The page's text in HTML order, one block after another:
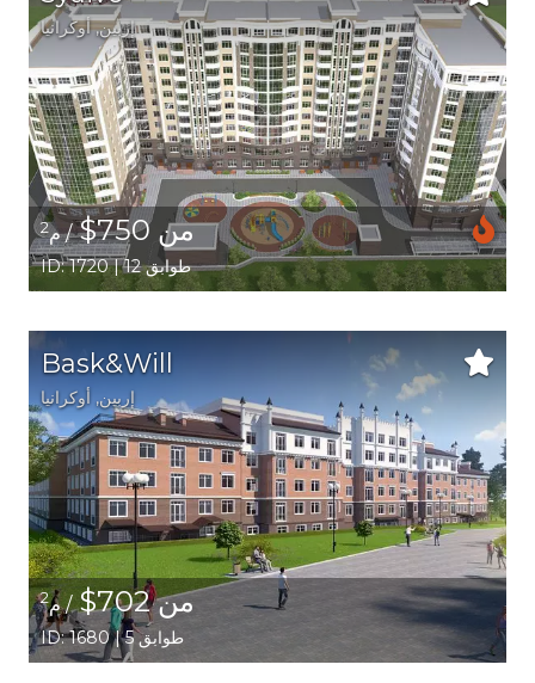
إربين,أوكرانيا
من 750$ / م2
ID: 1720 | 12 طوابق
Bask&Will
إربين, أوكرانيا
من 702$ / م2
ID: 1680 | 5 طوابق